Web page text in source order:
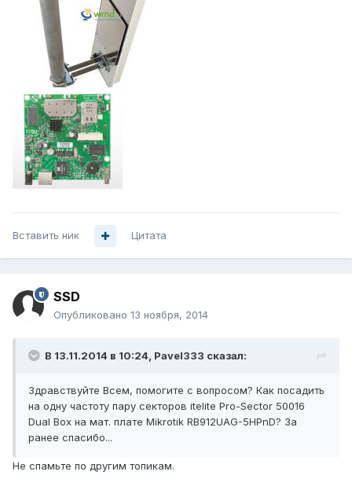
Вставить ник Цитата
SSD
Опубликовано 13 ноября, 2014
В 13.11.2014 в 10:24, Pavel333 сказал:
Здравствуйте Всем, помогите с вопросом? Как посадить
на одну частоту пару секторов itelite Pro-Sector 50016
Dual Box на мат. плате Mikrotik RB912UAG-5HPnD? За
ранее спасибо...
Не спамьте по другим топикам.